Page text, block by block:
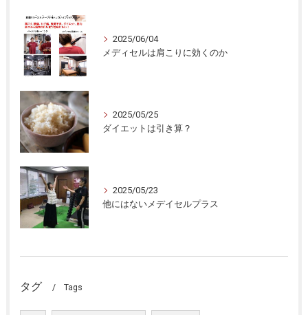
2025/06/04
メディセルは肩こりに効くのか
2025/05/25
ダイエットは引き算？
2025/05/23
他にはないメデイセルプラス
タグ Tags